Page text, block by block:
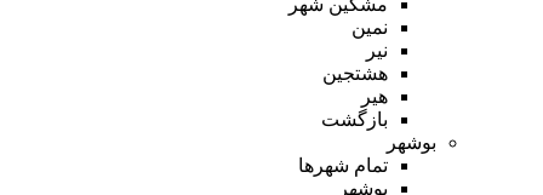
نمین
نیر
هشتجین
هیر
بازگشت
بوشهر
تمام شهر‌ها
بوشهر